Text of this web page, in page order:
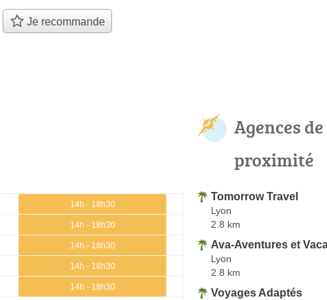
Je recommande
14h - 18h30
14h - 18h30
14h - 18h30
14h - 18h30
14h - 18h30
Agences
proximité
Tomorrow Travel
Lyon
2.8 km
Ava-Aventures et
Lyon
2.8 km
Voyages Adaptés